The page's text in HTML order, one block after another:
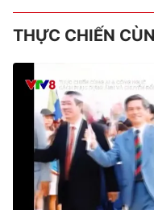
THỰC CHIẾN